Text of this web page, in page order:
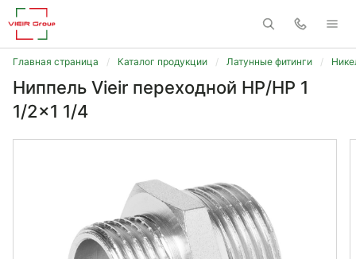
Главная страница Каталог продукции Латунные фитинги
Ниппель Vieir переходной НР/НР 1
1/2x1 1/4